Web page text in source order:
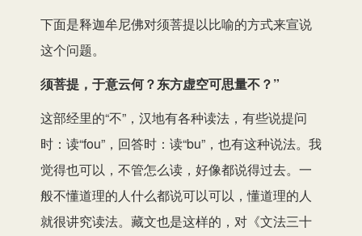
下面是释迦牟尼佛对须菩提以比喻的方式来宣说
这个问题。
须菩提，于意云何？东方虚空可思量不？”
这部经里的“不”，汉地有各种读法，有些说提问
时：读“fou”，回答时：读“bu”，也有这种说法。我
觉得也可以，不管怎么读，好像都说得过去。一
般不懂道理的人什么都说可以可以，懂道理的人
就很讲究读法。藏文也是这样的，对《文法三十